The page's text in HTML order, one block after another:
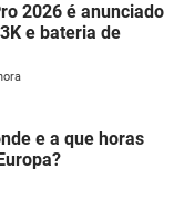
2026 é anunciado
e bateria de
e a que horas